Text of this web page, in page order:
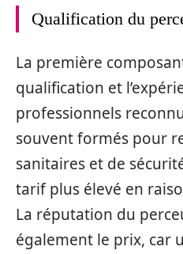
Qualification du
La première
qualification et
professionnels
souvent formés pour
sanitaires et de
tarif plus élevé en
La réputation du
également le prix, car